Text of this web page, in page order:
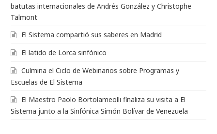
batutas internacionales de Andrés González y Christophe
Talmont
El Sistema compartió sus saberes en Madrid
El latido de Lorca sinfónico
Culmina el Ciclo de Webinarios sobre Programas y
Escuelas de El Sistema
El Maestro Paolo Bortolameolli finaliza su visita a El
Sistema junto a la Sinfónica Simón Bolívar de Venezuela